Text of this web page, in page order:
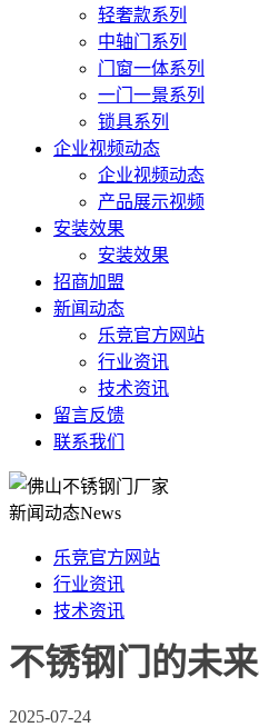
轻奢款系列
中轴门系列
门窗一体系列
一门一景系列
锁具系列
企业视频动态
企业视频动态
产品展示视频
安装效果
安装效果
招商加盟
新闻动态
乐竞官方网站
行业资讯
技术资讯
留言反馈
联系我们
新闻动态News
乐竞官方网站
行业资讯
技术资讯
不锈钢门的未
2025-07-24